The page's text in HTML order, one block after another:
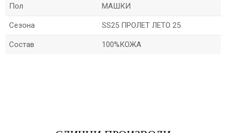
Пол МАШКИ
Сезона SS25 ПРОЛЕТ ЛЕТО 25
Состав 100%КОЖА